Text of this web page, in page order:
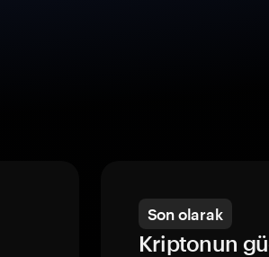
Son olarak
Kriptonun